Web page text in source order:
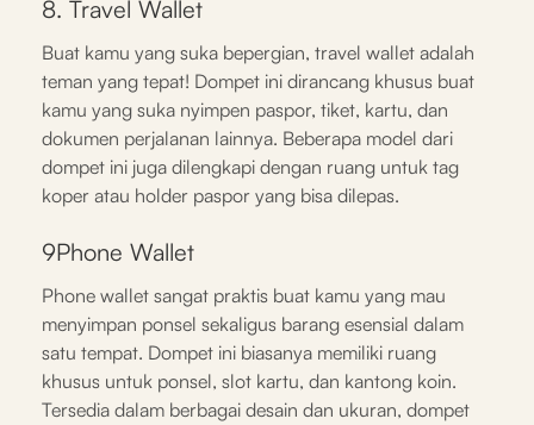
8. Travel Wallet
Buat kamu yang suka bepergian, travel wallet adalah
teman yang tepat! Dompet ini dirancang khusus buat
kamu yang suka nyimpen paspor, tiket, kartu, dan
dokumen perjalanan lainnya. Beberapa model dari
dompet ini juga dilengkapi dengan ruang untuk tag
koper atau holder paspor yang bisa dilepas.
9Phone Wallet
Phone wallet sangat praktis buat kamu yang mau
menyimpan ponsel sekaligus barang esensial dalam
satu tempat. Dompet ini biasanya memiliki ruang
khusus untuk ponsel, slot kartu, dan kantong koin.
Tersedia dalam berbagai desain dan ukuran, dompet